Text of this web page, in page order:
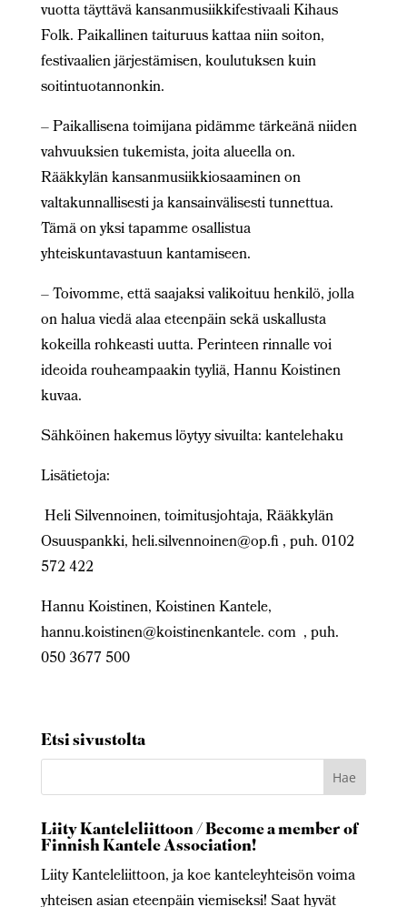
vuotta täyttävä kansanmusiikkifestivaali Kihaus
Folk. Paikallinen taituruus kattaa niin soiton,
festivaalien järjestämisen, koulutuksen kuin
soitintuotannonkin.
– Paikallisena toimijana pidämme tärkeänä niiden
vahvuuksien tukemista, joita alueella on.
Rääkkylän kansanmusiikkiosaaminen on
valtakunnallisesti ja kansainvälisesti tunnettua.
Tämä on yksi tapamme osallistua
yhteiskuntavastuun kantamiseen.
– Toivomme, että saajaksi valikoituu henkilö, jolla
on halua viedä alaa eteenpäin sekä uskallusta
kokeilla rohkeasti uutta. Perinteen rinnalle voi
ideoida rouheampaakin tyyliä, Hannu Koistinen
kuvaa.
Sähköinen hakemus löytyy sivuilta: kantelehaku
Lisätietoja:
Heli Silvennoinen, toimitusjohtaja, Rääkkylän
Osuuspankki, heli.silvennoinen@op.fi , puh. 0102
572 422
Hannu Koistinen, Koistinen Kantele,
hannu.koistinen@koistinenkantele. com , puh.
050 3677 500
Etsi sivustolta
Liity Kanteleliittoon / Become a member of
Finnish Kantele Association!
Liity Kanteleliittoon, ja koe kanteleyhteisön voima
yhteisen asian eteenpäin viemiseksi! Saat hyvät